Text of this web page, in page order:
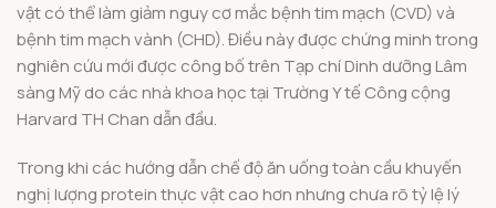
vật có thể làm giảm nguy cơ mắc bệnh tim mạch (CVD) và
bệnh tim mạch vành (CHD). Điều này được chứng minh trong
nghiên cứu mới được công bố trên Tạp chí Dinh dưỡng Lâm
sàng Mỹ do các nhà khoa học tại Trường Y tế Công cộng
Harvard TH Chan dẫn đầu.
Trong khi các hướng dẫn chế độ ăn uống toàn cầu khuyến
nghị lượng protein thực vật cao hơn nhưng chưa rõ tỷ lệ lý